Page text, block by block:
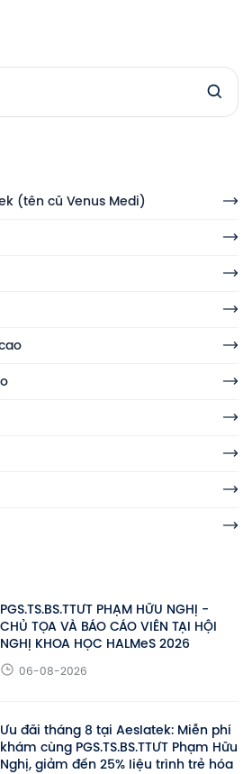
(tên cũ Venus Medi)
PGS.TS.BS.TTƯT PHẠM HỮU NGHỊ -
CHỦ TỌA VÀ BÁO CÁO VIÊN TẠI HỘI
NGHỊ KHOA HỌC HALMeS 2026
06-08-2026
Ưu đãi tháng 8 tại Aeslatek: Miễn phí
khám cùng PGS.TS.BS.TTƯT Phạm Hữu
Nghị, giảm đến 25% liệu trình trẻ hóa